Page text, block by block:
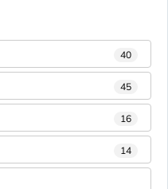
40
45
16
14